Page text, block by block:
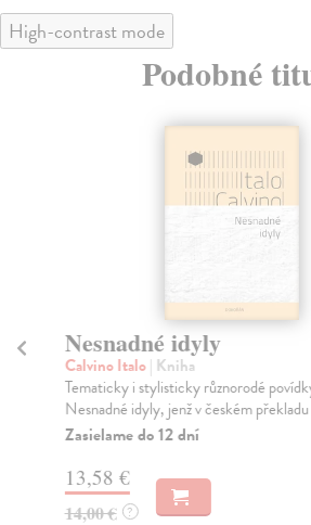
High-contrast mode
Podobné
Nesnadné idyly
Calvino Italo| Kniha
Tematicky i stylisticky různorodé
Nesnadné idyly, jenž v českém
Zasielame do 12 dní
13,58 €
14,00 € ?